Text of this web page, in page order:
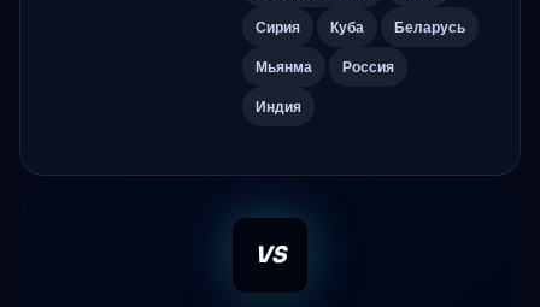
Сирия Куба Беларусь
Мьянма Россия
Индия
VS